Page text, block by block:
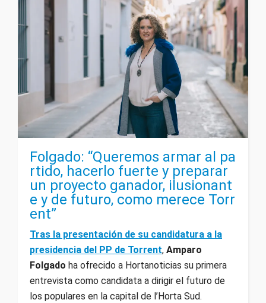
Folgado: “Queremos armar al pa
rtido, hacerlo fuerte y preparar
un proyecto ganador, ilusionant
e y de futuro, como merece Torr
ent”
Tras la presentación de su candidatura a la
presidencia del PP de Torrent, Amparo
Folgado ha ofrecido a Hortanoticias su primera
entrevista como candidata a dirigir el futuro de
los populares en la capital de l’Horta Sud.